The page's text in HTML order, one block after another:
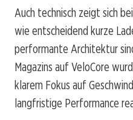
Auch technisch zeigt sich
wie entscheidend kurze
performante Architektur
Magazins auf VeloCore
klarem Fokus auf
langfristige Performance